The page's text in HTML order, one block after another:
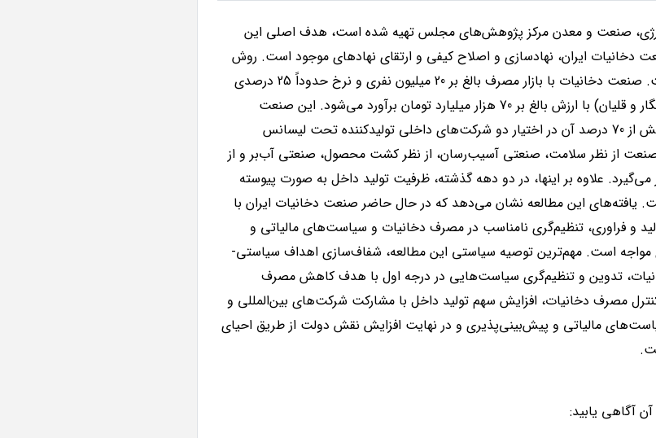
صنعت و معدن مرکز پژوهش‌های مجلس تهیه شده است، هدف اصلی این
دخانیات ایران، نهادسازی و اصلاح کیفی و ارتقای نهادهای موجود است. روش
تحقیق از نوع توصیفی و تحلیل آماری است. صنعت دخانیات با بازار مصرف بالغ بر 20 میلیون نفری و نرخ حدوداً 25 درصدی
مصرف‌کنندگان انواع محصولات دخانی (سیگار و قلیان) با ارزش بالغ بر 70 هزار میلیارد تومان برآورد می‌شود. این صنعت
همچنین صنعتی شبه انحصاری است که بیش از 70 درصد آن در اختیار دو شرکت‌های داخلی تولیدکننده تحت لیسانس
از نظر سلامت، صنعتی آسیب‌رسان، از نظر کشت محصول، صنعتی آب‌بر و از
می‌گیرد. علاوه بر اینها، در دو دهه گذشته، ظرفیت تولید داخل به صورت پیوسته
اکنون در حدود 10 درصد است. یافته‌های این مطالعه نشان می‌دهد که در حال حاضر صنعت دخانیات ایران با
و فراوری، تنظیم‌گری نامناسب در مصرف دخانیات و سیاست‌های مالیاتی و
مواجه است. مهم‌ترین توصیه سیاستی این مطالعه، شفاف‌سازی اهداف سیاستی-
تدوین و تنظیم‌گری سیاست‌هایی در درجه اول با هدف کاهش مصرف
مصرف دخانیات، افزایش سهم تولید داخل با مشارکت شرکت‌های بین‌المللی و
مالیاتی و پیش‌بینی‌پذیری و در نهایت افزایش نقش دولت از طریق احیای
آن آگاهی یابید: